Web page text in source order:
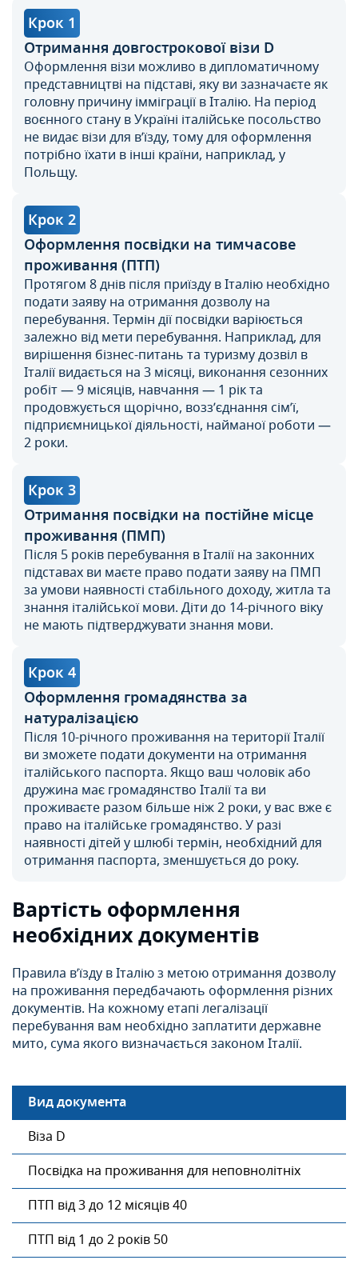
Крок 1
Отримання довгострокової візи D
Оформлення візи можливо в дипломатичному
представництві на підставі, яку ви зазначаєте як
головну причину імміграції в Італію. На період
воєнного стану в Україні італійське посольство
не видає візи для в’їзду, тому для оформлення
потрібно їхати в інші країни, наприклад, у
Польщу.
Крок 2
Оформлення посвідки на тимчасове
проживання (ПТП)
Протягом 8 днів після приїзду в Італію необхідно
подати заяву на отримання дозволу на
перебування. Термін дії посвідки варіюється
залежно від мети перебування. Наприклад, для
вирішення бізнес-питань та туризму дозвіл в
Італії видається на 3 місяці, виконання сезонних
робіт — 9 місяців, навчання — 1 рік та
продовжується щорічно, возз’єднання сім’ї,
підприємницької діяльності, найманої роботи —
2 роки.
Крок 3
Отримання посвідки на постійне місце
проживання (ПМП)
Після 5 років перебування в Італії на законних
підставах ви маєте право подати заяву на ПМП
за умови наявності стабільного доходу, житла та
знання італійської мови. Діти до 14-річного віку
не мають підтверджувати знання мови.
Крок 4
Оформлення громадянства за
натуралізацією
Після 10-річного проживання на території Італії
ви зможете подати документи на отримання
італійського паспорта. Якщо ваш чоловік або
дружина має громадянство Італії та ви
проживаєте разом більше ніж 2 роки, у вас вже є
право на італійське громадянство. У разі
наявності дітей у шлюбі термін, необхідний для
отримання паспорта, зменшується до року.
Вартість оформлення
необхідних документів
Правила в’їзду в Італію з метою отримання дозволу
на проживання передбачають оформлення різних
документів. На кожному етапі легалізації
перебування вам необхідно заплатити державне
мито, сума якого визначається законом Італії.
Вид документа
Віза D
Посвідка на проживання для неповнолітніх
ПТП від 3 до 12 місяців 40
ПТП від 1 до 2 років 50